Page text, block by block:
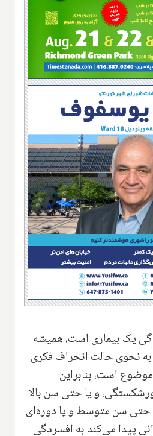
یک بیماری‌ است، همیشه
نحوی حالت انحراف فکری
است‌، بنابراین
و یا حتی سن بالا
حتی سن متوسط و یا دوره‌ای
پیدا می‌کند به افسردگی